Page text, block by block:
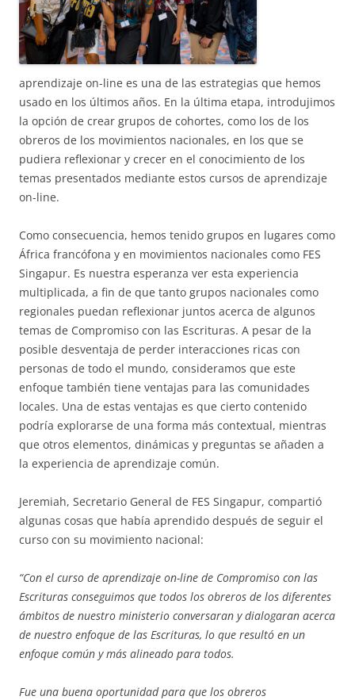
aprendizaje on-line es una de las estrategias que hemos
usado en los últimos años. En la última etapa, introdujimos
la opción de crear grupos de cohortes, como los de los
obreros de los movimientos nacionales, en los que se
pudiera reflexionar y crecer en el conocimiento de los
temas presentados mediante estos cursos de aprendizaje
on-line.
Como consecuencia, hemos tenido grupos en lugares como
África francófona y en movimientos nacionales como FES
Singapur. Es nuestra esperanza ver esta experiencia
multiplicada, a fin de que tanto grupos nacionales como
regionales puedan reflexionar juntos acerca de algunos
temas de Compromiso con las Escrituras. A pesar de la
posible desventaja de perder interacciones ricas con
personas de todo el mundo, consideramos que este
enfoque también tiene ventajas para las comunidades
locales. Una de estas ventajas es que cierto contenido
podría explorarse de una forma más contextual, mientras
que otros elementos, dinámicas y preguntas se añaden a
la experiencia de aprendizaje común.
Jeremiah, Secretario General de FES Singapur, compartió
algunas cosas que había aprendido después de seguir el
curso con su movimiento nacional:
“Con el curso de aprendizaje on-line de Compromiso con las
Escrituras conseguimos que todos los obreros de los diferentes
ámbitos de nuestro ministerio conversaran y dialogaran acerca
de nuestro enfoque de las Escrituras, lo que resultó en un
enfoque común y más alineado para todos.
Fue una buena oportunidad para que los obreros